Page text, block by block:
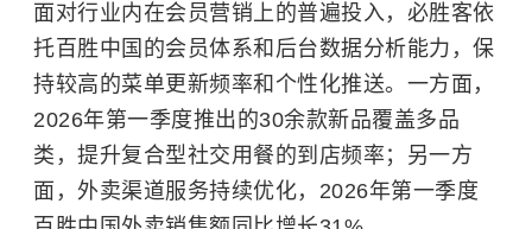
面对行业内在会员营销上的普遍投入，必胜客依
托百胜中国的会员体系和后台数据分析能力，保
持较高的菜单更新频率和个性化推送。一方面，
2026年第一季度推出的30余款新品覆盖多品
类，提升复合型社交用餐的到店频率；另一方
面，外卖渠道服务持续优化，2026年第一季度